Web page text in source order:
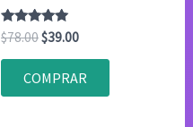
Valorado
con
4.83
$78.00El
original
era:
$39.00El
actual
es:
COMPRAR